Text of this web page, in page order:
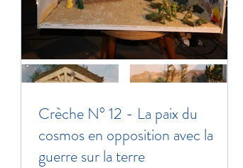
Crèche N° 12 - La paix du
cosmos en opposition avec la
guerre sur la terre